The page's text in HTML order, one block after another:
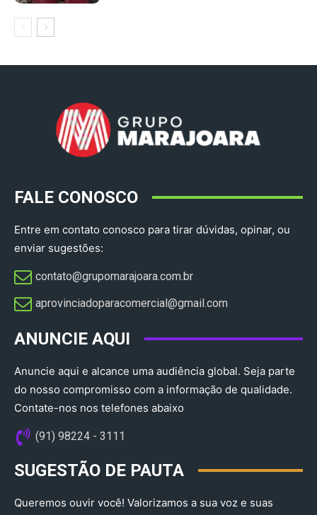
FALE CONOSCO
Entre em contato conosco para tirar dúvidas, opinar, ou
enviar sugestões:
contato@grupomarajoara.com.br
aprovinciadoparacomercial@gmail.com​
ANUNCIE AQUI
Anuncie aqui e alcance uma audiência global. Seja parte
do nosso compromisso com a informação de qualidade.
Contate-nos nos telefones abaixo
(91) 98224 - 3111
SUGESTÃO DE PAUTA
Queremos ouvir você! Valorizamos a sua voz e suas